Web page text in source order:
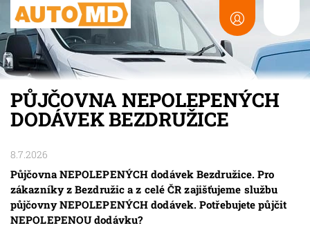
PŮJČOVNA NEPOLEPENÝCH
DODÁVEK BEZDRUŽICE
8.7.2026
Půjčovna NEPOLEPENÝCH dodávek Bezdružice. Pro
zákazníky z Bezdružic a z celé ČR zajišťujeme službu
půjčovny NEPOLEPENÝCH dodávek. Potřebujete půjčit
NEPOLEPENOU dodávku?